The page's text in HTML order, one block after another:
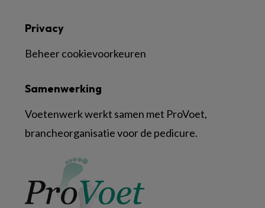
Samenwerking
Voetenwerk werkt samen met ProVoet,
brancheorganisatie voor de pedicure.
Privacy
Beheer cookievoorkeuren